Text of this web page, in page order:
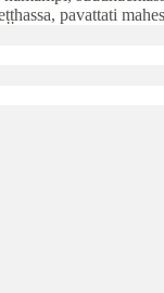
pavattati